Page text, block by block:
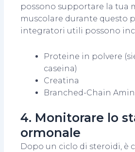
possono supportare la tua
muscolare durante questo
integratori utili possono
Proteine in polvere
caseina)
Creatina
Branched-Chain
4. Monitorare lo
ormonale
Dopo un ciclo di steroidi, è